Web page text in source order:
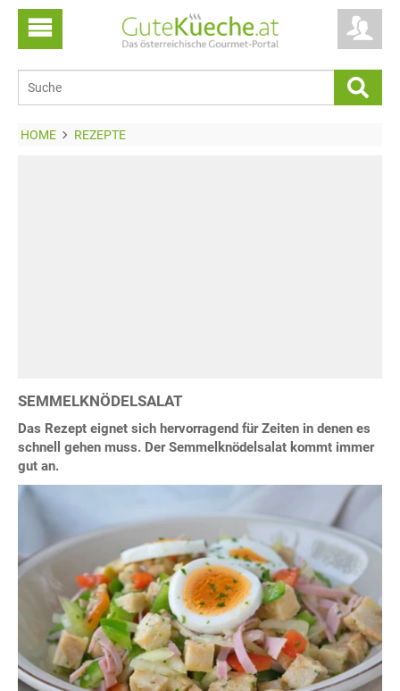
HOME REZEPTE
SEMMELKNÖDELSALAT
Das Rezept eignet sich hervorragend für Zeiten in denen es
schnell gehen muss. Der Semmelknödelsalat kommt immer
gut an.